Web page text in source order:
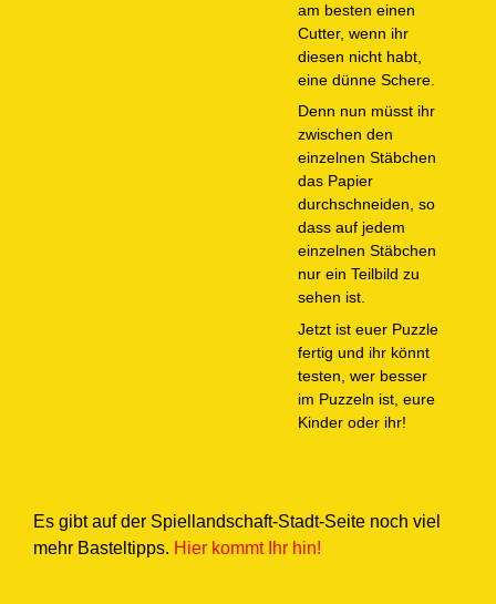
am besten einen
Cutter, wenn ihr
diesen nicht habt,
eine dünne Schere.
Denn nun müsst ihr
zwischen den
einzelnen Stäbchen
das Papier
durchschneiden, so
dass auf jedem
einzelnen Stäbchen
nur ein Teilbild zu
sehen ist.
Jetzt ist euer Puzzle
fertig und ihr könnt
testen, wer besser
im Puzzeln ist, eure
Kinder oder ihr!
Es gibt auf der Spiellandschaft-Stadt-Seite noch viel
mehr Basteltipps. Hier kommt Ihr hin!